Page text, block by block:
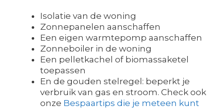
Isolatie van de woning
Zonnepanelen aanschaffen
Een eigen warmtepomp aanschaffen
Zonneboiler in de woning
Een pelletkachel of biomassaketel
toepassen
En de gouden stelregel: beperkt je
verbruik van gas en stroom. Check ook
onze Bespaartips die je meteen kunt